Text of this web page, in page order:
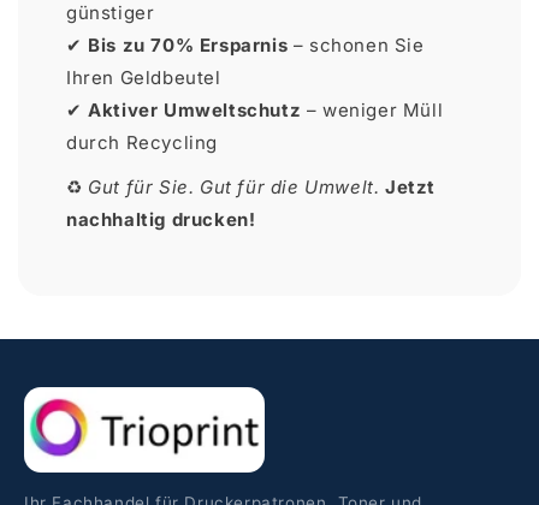
günstiger
✔ Bis zu 70% Ersparnis – schonen Sie
Ihren Geldbeutel
✔Aktiver Umweltschutz – weniger Müll
durch Recycling
♻ Gut für Sie. Gut für die Umwelt. Jetzt
nachhaltig drucken!